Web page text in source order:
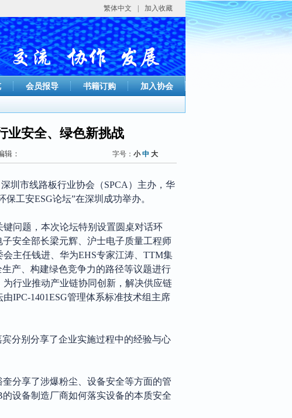
繁体中文 加入收藏
会员报导 书籍订购 加入协会
业安全、绿色新挑战
辑： 字号： 小 中 大
深圳市线路板行业协会（SPCA）主办，华
工安ESG论坛”在深圳成功举办。
问题，本次论坛特别设置圆桌对话环
安全部长梁元辉、沪士电子质量工程师
主任钱进、华为EHS专家江涛、TTM集
产、构建绿色竞争力的路径等议题进行
行业推动产业链协同创新，解决供应链
由IPC-1401ESG管理体系标准技术组主席
分别分享了企业实施过程中的经验与心
分享了涉爆粉尘、设备安全等方面的管
设备制造厂商如何落实设备的本质安全